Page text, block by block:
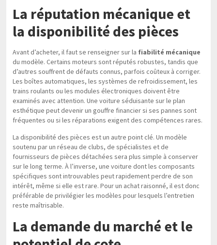
La réputation mécanique et
la disponibilité des pièces
Avant d’acheter, il faut se renseigner sur la fiabilité mécanique
du modèle. Certains moteurs sont réputés robustes, tandis que
d’autres souffrent de défauts connus, parfois coûteux à corriger.
Les boîtes automatiques, les systèmes de refroidissement, les
trains roulants ou les modules électroniques doivent être
examinés avec attention. Une voiture séduisante sur le plan
esthétique peut devenir un gouffre financier si ses pannes sont
fréquentes ou si les réparations exigent des compétences rares.
La disponibilité des pièces est un autre point clé. Un modèle
soutenu par un réseau de clubs, de spécialistes et de
fournisseurs de pièces détachées sera plus simple à conserver
sur le long terme. À l’inverse, une voiture dont les composants
spécifiques sont introuvables peut rapidement perdre de son
intérêt, même si elle est rare. Pour un achat raisonné, il est donc
préférable de privilégier les modèles pour lesquels l’entretien
reste maîtrisable.
La demande du marché et le